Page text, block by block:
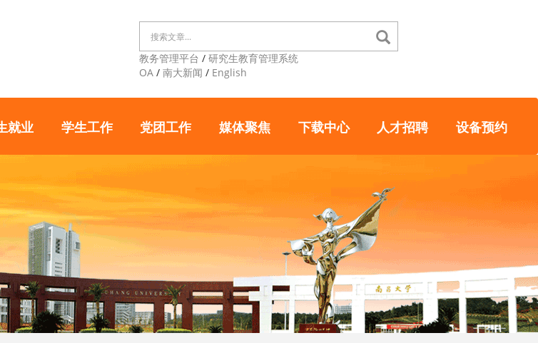
教务管理平台 /研究生教育管理系统
OA /南大新闻 / English
就业 学生工作 党团工作 媒体聚焦 下载中心 人才招聘 设备预约